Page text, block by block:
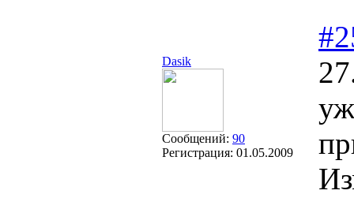
Dasik
Сообщений: 90
Регистрация: 01.05.2009